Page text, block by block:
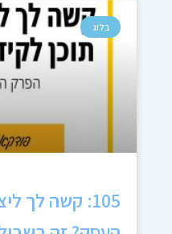
בלוג
105: קשה לך